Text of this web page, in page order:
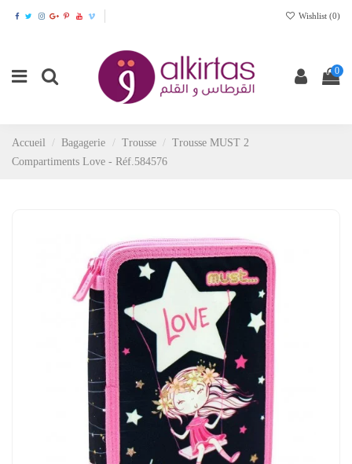
Wishlist (0)
0
Accueil Bagagerie Trousse
Trousse MUST 2
Compartiments Love - Réf.584576